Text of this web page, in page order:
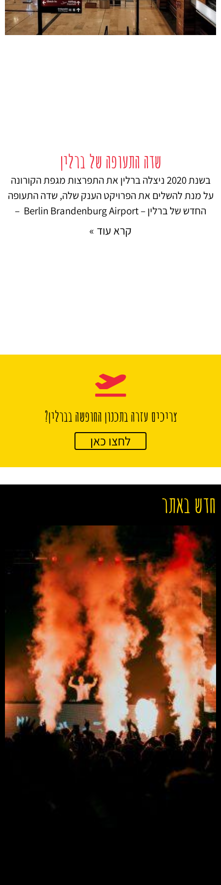
שדה התעופה של ברלין
בשנת 2020 ניצלה ברלין את התפרצות מגפת הקורונה
על מנת להשלים את הפרויקט הענק שלה, שדה התעופה
החדש של ברלין – Berlin Brandenburg Airport –
קרא עוד »
צריכים עזרה בתכנון החופשה בברלין?
לחצו כאן
חדש באתר